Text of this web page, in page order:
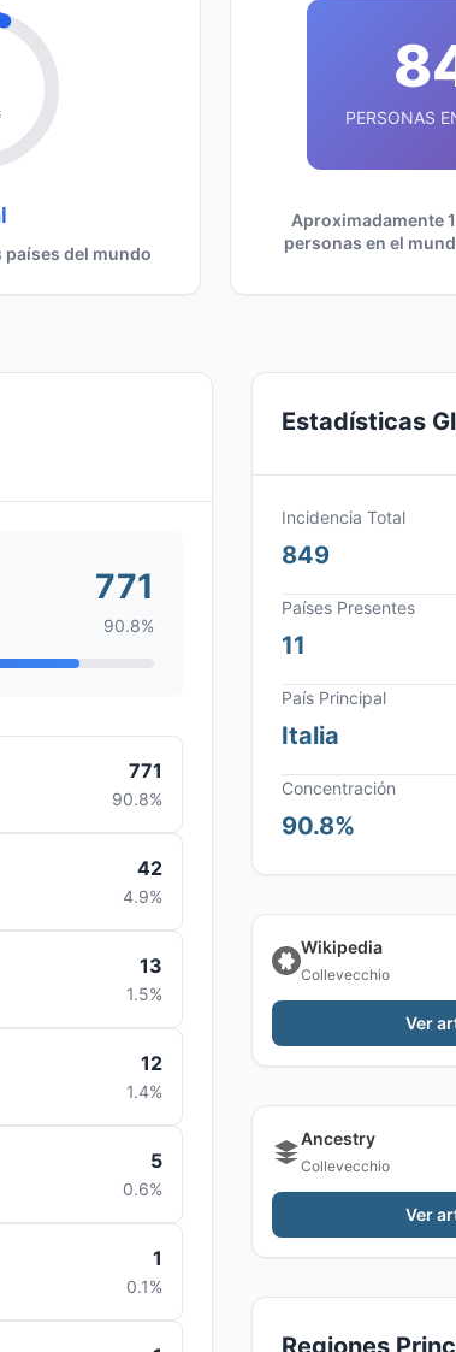
países del mundo
PERSONAS
Aproximadamente
personas en el
771
90.8%
771
90.8%
42
4.9%
13
1.5%
12
1.4%
5
0.6%
1
0.1%
Estadísticas
Incidencia Total
849
Países Presentes
11
País Principal
Italia
Concentración
90.8%
Wikipedia
Collevecchio
Ver
Ancestry
Collevecchio
Ver
Regiones